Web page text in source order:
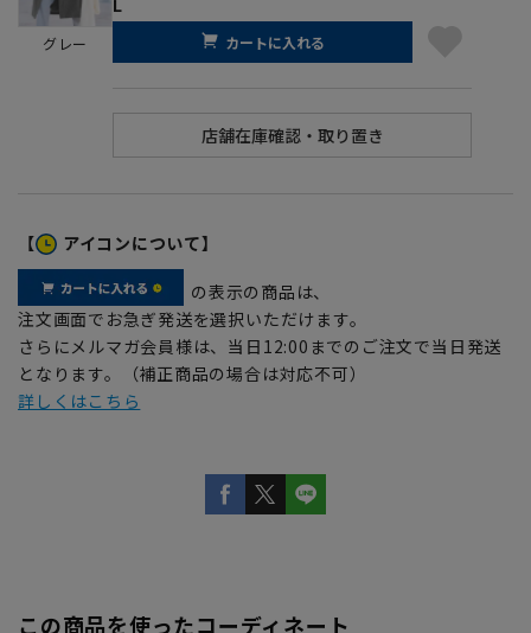
グレー カートに入れる
【 アイコンについて】
の表示の商品は、
注文画面でお急ぎ発送を選択いただけます。
さらにメルマガ会員様は、当日12:00までのご注文で当日発送
となります。（補正商品の場合は対応不可）
詳しくはこちら
この商品を使ったコーディネート